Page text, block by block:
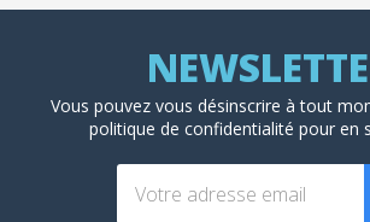
Vous pouvez vous désinscrire à tout
politique de confidentialité pour en